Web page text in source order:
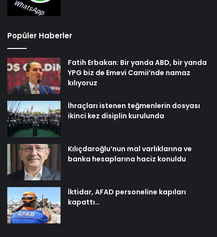
Popüler Haberler
Fatih Erbakan: Bir yanda ABD, bir yanda
YPG biz de Emevi Camii’nde namaz
kılıyoruz
İhraçları istenen teğmenlerin dosyası
ikinci kez disiplin kurulunda
Kılıçdaroğlu’nun mal varlıklarına ve
banka hesaplarına haciz konuldu
İktidar, AFAD personeline kapıları
kapattı…